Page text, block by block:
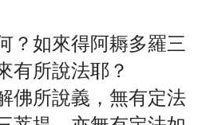
？如來得阿耨多羅三
有所說法耶？
佛所說義，無有定法